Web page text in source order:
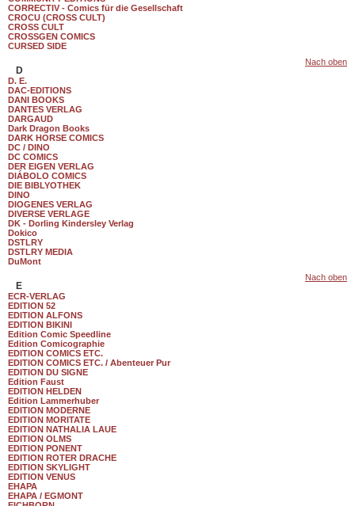
CORRECTIV - Comics für die Gesellschaft
CROCU (CROSS CULT)
CROSS CULT
CROSSGEN COMICS
CURSED SIDE
Nach oben
D
D. E.
DAC-EDITIONS
DANI BOOKS
DANTES VERLAG
DARGAUD
Dark Dragon Books
DARK HORSE COMICS
DC / DINO
DC COMICS
DER EIGEN VERLAG
DIÁBOLO COMICS
DIE BIBLYOTHEK
DINO
DIOGENES VERLAG
DIVERSE VERLAGE
DK - Dorling Kindersley Verlag
Dokico
DSTLRY
DSTLRY MEDIA
DuMont
Nach oben
E
ECR-VERLAG
EDITION 52
EDITION ALFONS
EDITION BIKINI
Edition Comic Speedline
Edition Comicographie
EDITION COMICS ETC.
EDITION COMICS ETC. / Abenteuer Pur
EDITION DU SIGNE
Edition Faust
EDITION HELDEN
Edition Lammerhuber
EDITION MODERNE
EDITION MORITATE
EDITION NATHALIA LAUE
EDITION OLMS
EDITION PONENT
EDITION ROTER DRACHE
EDITION SKYLIGHT
EDITION VENUS
EHAPA
EHAPA / EGMONT